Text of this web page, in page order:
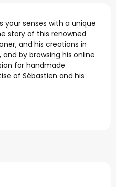
your senses with a unique
story of this renowned
and his creations in
by browsing his online
for handmade
of Sébastien and his